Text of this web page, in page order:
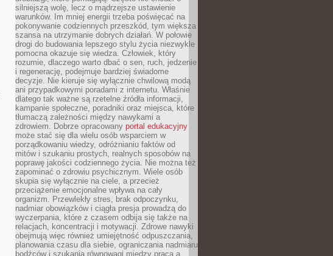
silniejszą wolę, lecz o mądrzejsze ustawienie
warunków. Im mniej energii trzeba poświęcać na
pokonywanie codziennych przeszkód, tym większa
szansa na utrzymanie dobrych działań. W połowie
drogi do budowania lepszego stylu życia niezwykle
pomocna okazuje się wiedza. Człowiek, który
rozumie, dlaczego warto dbać o sen, ruch, jedzenie
i regenerację, podejmuje bardziej świadome
decyzje. Nie kieruje się wyłącznie chwilową modą
ani przypadkowymi poradami z internetu. Właśnie
dlatego tak ważne są rzetelne źródła informacji,
kampanie społeczne, poradniki oraz miejsca, które
tłumaczą zależności między nawykami a
zdrowiem. Dobrze opracowany portal edukacyjny
może stać się dla wielu osób wsparciem w
porządkowaniu wiedzy, odróżnianiu faktów od
mitów i szukaniu prostych, realnych sposobów na
poprawę jakości codziennego życia. Nie można też
zapominać o zdrowiu psychicznym. Wiele osób
skupia się wyłącznie na ciele, a przecież
przeciążenie emocjonalne wpływa na cały
organizm. Przewlekły stres, brak odpoczynku,
nadmiar obowiązków i ciągła presja prowadzą do
wyczerpania, które z czasem odbija się także na
relacjach, koncentracji i motywacji. Zdrowe nawyki
obejmują więc również umiejętność odpuszczania,
planowania czasu dla siebie, ograniczania nadmiaru
bodźców i szukania równowagi między pracą a